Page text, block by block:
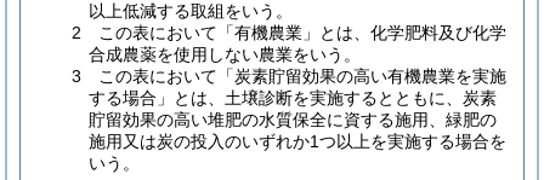
以上低減する取組をいう。
2 この表において「有機農業」とは、化学肥料及び化学
合成農薬を使用しない農業をいう。
3 この表において「炭素貯留効果の高い有機農業を実施
する場合」とは、土壌診断を実施するとともに、炭素
貯留効果の高い堆肥の水質保全に資する施用、緑肥の
施用又は炭の投入のいずれか1つ以上を実施する場合を
いう。